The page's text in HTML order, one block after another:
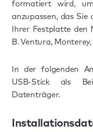
formatiert wird,
anzupassen, das Sie
Ihrer Festplatte den
B. Ventura, Monterey,
In der folgenden
USB-Stick als
Datenträger.